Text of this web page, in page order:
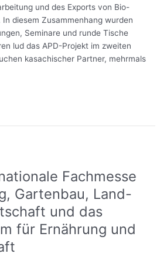
und des Exports von Bio-
diesem Zusammenhang wurden
Seminare und runde Tische
lud das APD-Projekt im zweiten
kasachischer Partner, mehrmals
Fachmesse
Gartenbau, Land-
und das
für Ernährung und